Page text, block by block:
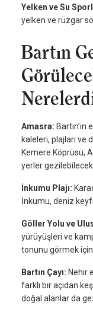
Yelken ve Su
yelken ve rüzgar
Bartın
Amasra:
kaleleri, plajları ve
Kemere Köprüsü,
yerler
İnkumu Plajı:
İnkumu, deniz
Göller Yolu ve
yürüyüşleri ve
tonunu görmek
Bartın Çayı: Nehir
farklı bir açıdan
doğal alanlar da